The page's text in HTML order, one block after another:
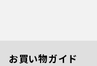
お買い物ガイド